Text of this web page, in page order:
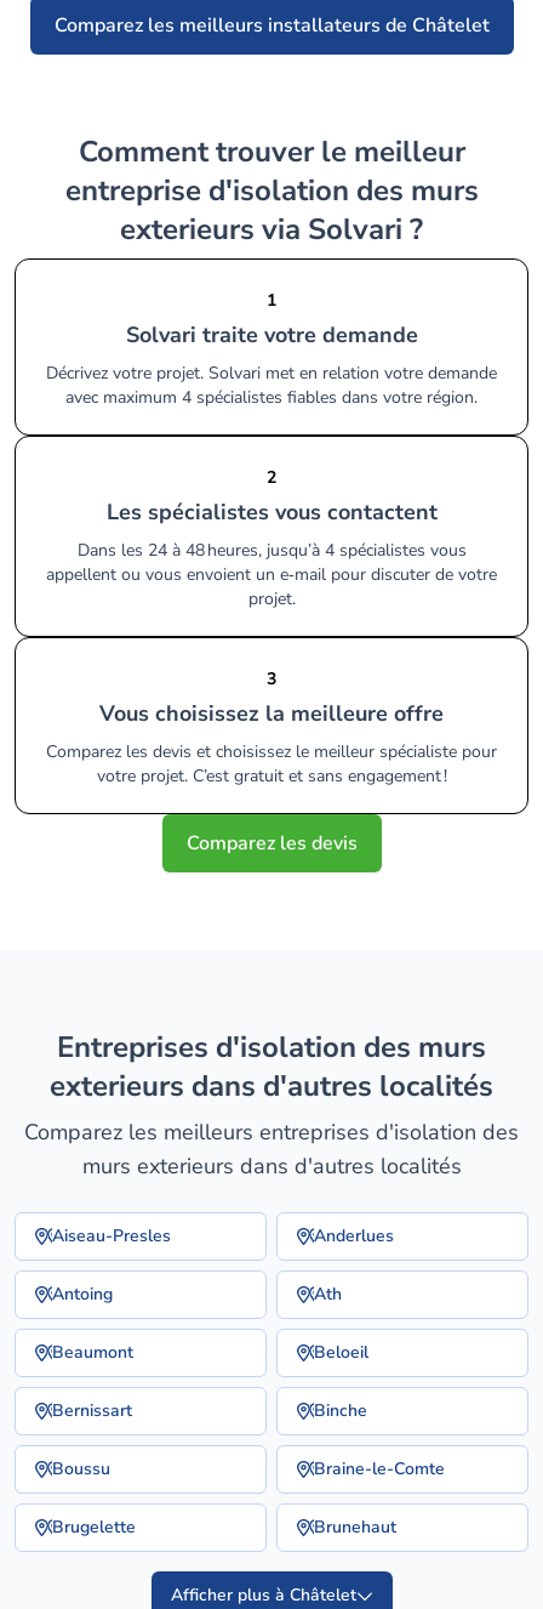
Comparez les meilleurs installateurs de Châtelet
Comment trouver le meilleur
entreprise d'isolation des murs
exterieurs via Solvari ?
1
Solvari traite votre demande
Décrivez votre projet. Solvari met en relation votre demande
avec maximum 4 spécialistes fiables dans votre région.
2
Les spécialistes vous contactent
Dans les 24 à 48 heures, jusqu’à 4 spécialistes vous
appellent ou vous envoient un e‑mail pour discuter de votre
projet.
3
Vous choisissez la meilleure offre
Comparez les devis et choisissez le meilleur spécialiste pour
votre projet. C’est gratuit et sans engagement !
Comparez les devis
entreprises d'isolation des murs
exterieurs dans d'autres localités
Comparez les meilleurs entreprises d'isolation des
murs exterieurs dans d'autres localités
Aiseau-Presles Anderlues
Antoing Ath
Beaumont Beloeil
Bernissart Binche
Boussu Braine-le-Comte
Brugelette Brunehaut
Afficher plus à Châtelet